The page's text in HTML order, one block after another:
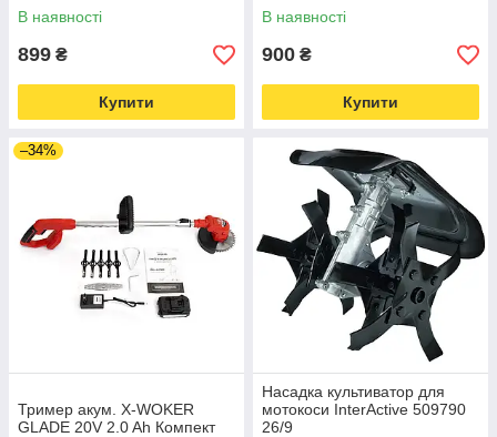
В наявності
899 ₴
Купити
В наявності
900 ₴
Купити
–34%
Тример акум. X-WOKER
GLADE 20V 2.0 Ah Компект
Насадка культиватор для
мотокоси InterActive 509790
26/9